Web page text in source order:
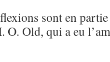
sont en
O. Old, qui a eu